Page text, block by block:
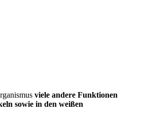
viele andere Funktionen
sowie in den weißen